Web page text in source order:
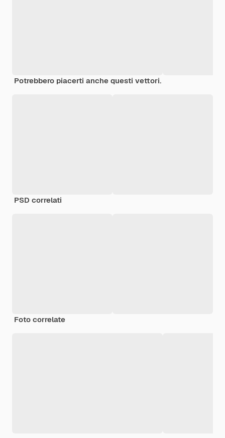
Potrebbero piacerti anche questi vettori.
PSD correlati
Foto correlate